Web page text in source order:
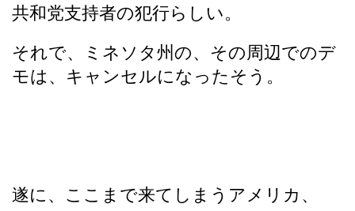
共和党支持者の犯行らしい。
それで、ミネソタ州の、その周辺でのデ
モは、キャンセルになったそう。
遂に、ここまで来てしまうアメリカ、